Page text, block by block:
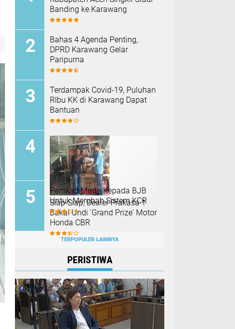
Banding ke Karawang
Bahas 4 Agenda Penting,
DPRD Karawang Gelar
Paripurna
Terdampak Covid-19, Puluhan
RIbu KK di Karawang Dapat
Bantuan
Siap-Siap, Dealer Prakasa 1
Bakal Undi 'Grand Prize' Motor
Honda CBR
Pemkab Minta Kepada BJB
Untuk Merubah Sistem KCR
TERPOPULER LAINNYA
PERISTIWA